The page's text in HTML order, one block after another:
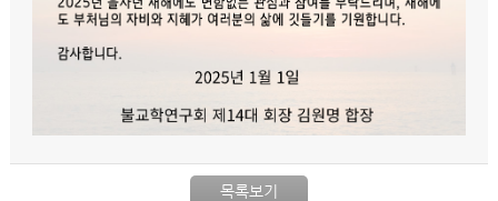
목록보기